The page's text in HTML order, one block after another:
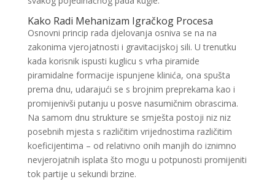
Kako Radi Mehanizam Igračkog Procesa
Osnovni princip rada djelovanja osniva se na na
zakonima vjerojatnosti i gravitacijskoj sili. U trenutku
kada korisnik ispusti kuglicu s vrha piramide
piramidalne formacije ispunjene klinića, ona spušta
prema dnu, udarajući se s brojnim preprekama kao i
promijenivši putanju u posve nasumičnim obrascima.
Na samom dnu strukture se smješta postoji niz niz
posebnih mjesta s različitim vrijednostima različitim
koeficijentima – od relativno onih manjih do iznimno
nevjerojatnih isplata što mogu u potpunosti promijeniti
tok partije u sekundi brzine.